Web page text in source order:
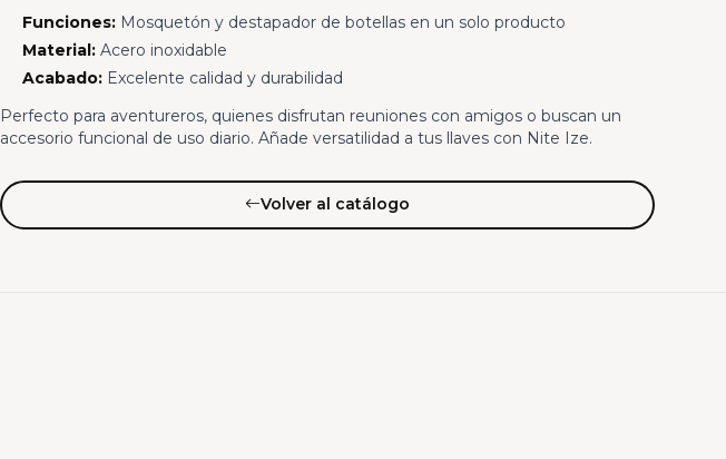
Funciones:Mosquetón y destapador de botellas en un solo producto
Material:Acero inoxidable
Acabado:Excelente calidad y durabilidad
Perfecto para aventureros, quienes disfrutan reuniones con amigos o buscan un
accesorio funcional de uso diario. Añade versatilidad a tus llaves con Nite Ize.
Volver al catálogo